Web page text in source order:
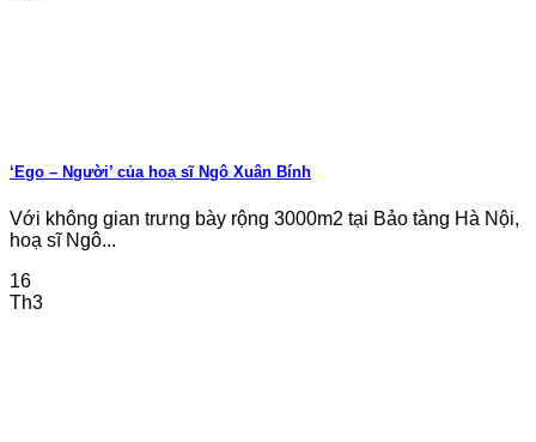
‘Ego – Người’ của hoạ sĩ Ngô Xuân Bính
Với không gian trưng bày rộng 3000m2 tại Bảo tàng Hà Nội,
hoạ sĩ Ngô...
16
Th3